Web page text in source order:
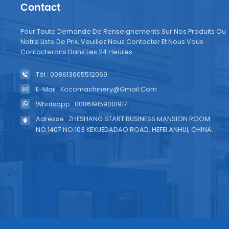
de
les
Contact
Pour Toute Demande De Renseignements Sur Nos Produits Ou
Notre Liste De Prix, Veuillez Nous Contacter Et Nous Vous
Contacterons Dans Les 24 Heures.
Tél : 008613605512069
E-Mail : Kocomachinery@gmail.com
Whatsapp : 008619159001917
Adresse : ZHESHANG START BUSINESS MANSION ROOM
NO.1407 NO.103 KEXUEDADAO ROAD, HEFEI ANHUI, CHINA.